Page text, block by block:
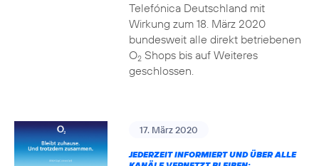
Telefónica Deutschland mit
Wirkung zum 18. März 2020
bundesweit alle direkt betriebenen
O2Shops bis auf Weiteres
geschlossen.
17. März 2020
JEDERZEIT INFORMIERT UND ÜBER ALLE